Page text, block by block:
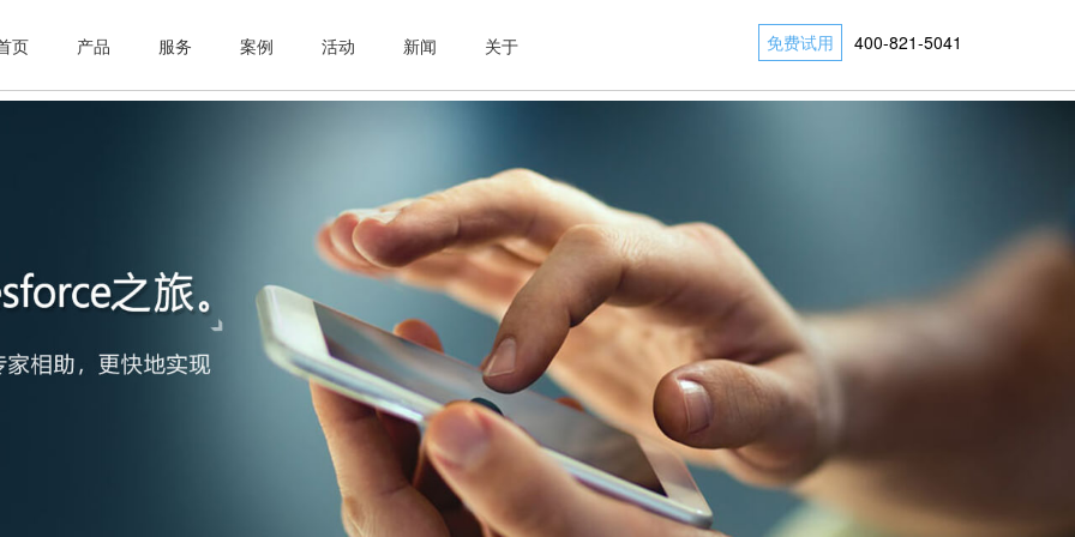
页 产品 服务 案例 活动 新闻 关于 免费试用 400-821-5041